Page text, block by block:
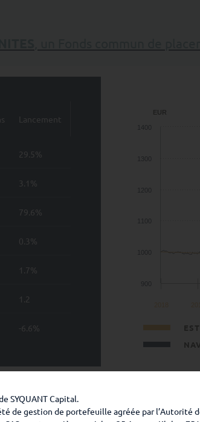
Lancement
29.5%
3.1%
79.6%
0.3%
1.7%
1.2
-6.6%
EUR
1300
1400
ne préjugent pas des performances
de chaque part disponible dans le
SYQUANT Capital.
de gestion de portefeuille agréée par l’Autorité